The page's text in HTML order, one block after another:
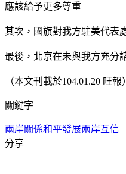
應該給予更多尊重
其次，國旗對我方駐美代表
最後，北京在未與我方充分
（本文刊載於104.01.20 旺報）
關鍵字
兩岸關係和平發展兩岸互信
分享